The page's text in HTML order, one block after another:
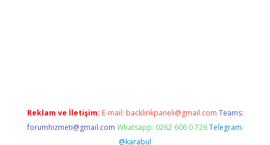
Reklam ve İletişim: E-mail: backlinkpaneli@gmail.com Teams:
forumhizmeti@gmail.com Whatsapp: 0262 606 0 726 Telegram:
@karabul